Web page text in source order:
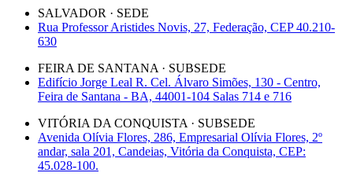
SALVADOR · SEDE
Rua Professor Aristides Novis, 27, Federação, CEP 40.210-
630
FEIRA DE SANTANA · SUBSEDE
Edifício Jorge Leal R. Cel. Álvaro Simões, 130 - Centro,
Feira de Santana - BA, 44001-104 Salas 714 e 716
VITÓRIA DA CONQUISTA · SUBSEDE
Avenida Olívia Flores, 286, Empresarial Olívia Flores, 2º
andar, sala 201, Candeias, Vitória da Conquista, CEP:
45.028-100.